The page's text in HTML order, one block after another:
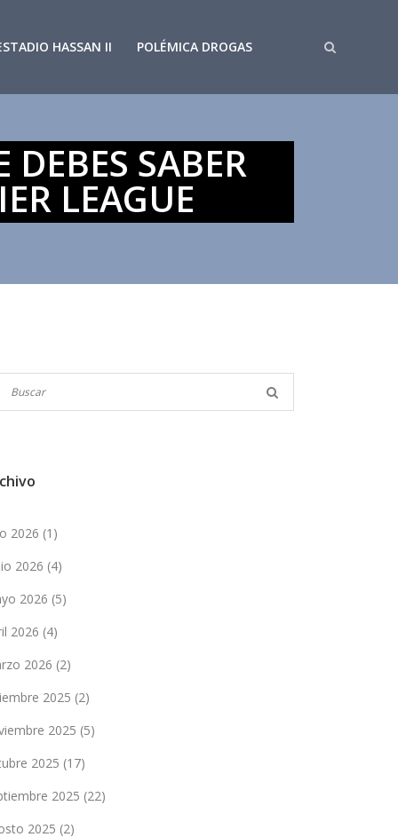
HASSAN II POLÉMICA DROGAS
SABER
LEAGUE
2026 (1)
2026 (4)
2026 (5)
2026 (4)
2026 (2)
2025 (2)
2025 (5)
2025 (17)
2025 (22)
2025 (2)